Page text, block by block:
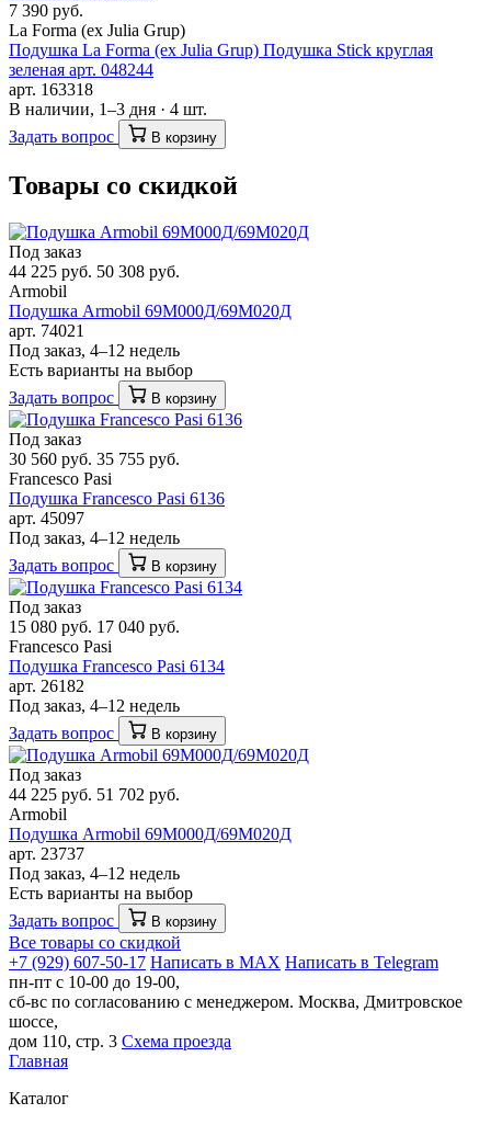
7 390 руб.
La Forma (ех Julia Grup)
Подушка La Forma (ех Julia Grup) Подушка Stick круглая
зеленая арт. 048244
арт. 163318
В наличии, 1–3 дня · 4 шт.
Задать вопрос
В корзину
Товары со скидкой
Под заказ
44 225 руб. 50 308 руб.
Armobil
Подушка Armobil 69M000Д/69M020Д
арт. 74021
Под заказ, 4–12 недель
Есть варианты на выбор
Задать вопрос
В корзину
Под заказ
30 560 руб. 35 755 руб.
Francesco Pasi
Подушка Francesco Pasi 6136
арт. 45097
Под заказ, 4–12 недель
Задать вопрос
В корзину
Под заказ
15 080 руб. 17 040 руб.
Francesco Pasi
Подушка Francesco Pasi 6134
арт. 26182
Под заказ, 4–12 недель
Задать вопрос
В корзину
Под заказ
44 225 руб. 51 702 руб.
Armobil
Подушка Armobil 69М000Д/69M020Д
арт. 23737
Под заказ, 4–12 недель
Есть варианты на выбор
Задать вопрос
В корзину
Все товары со скидкой
+7 (929) 607-50-17 Написать в MAX Написать в Telegram
пн-пт с 10-00 до 19-00,
сб-вс по согласованию с менеджером. Москва, Дмитровское
шоссе,
дом 110, стр. 3 Схема проезда
Главная
Каталог